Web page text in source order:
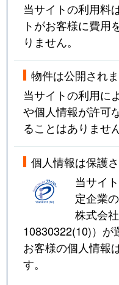
当サイトの利用料
トがお客様に費用
りません。
物件は公開され
当サイトの利用に
や個人情報が許可
ることはありません
個人情報は保護
当サイ
定企業
株式会
10830322(10)）が
お客様の個人情報
す。